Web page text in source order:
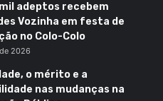
mil adeptos recebem
Vozinha em festa de
no Colo-Colo
2026
o mérito e a
nas mudanças na